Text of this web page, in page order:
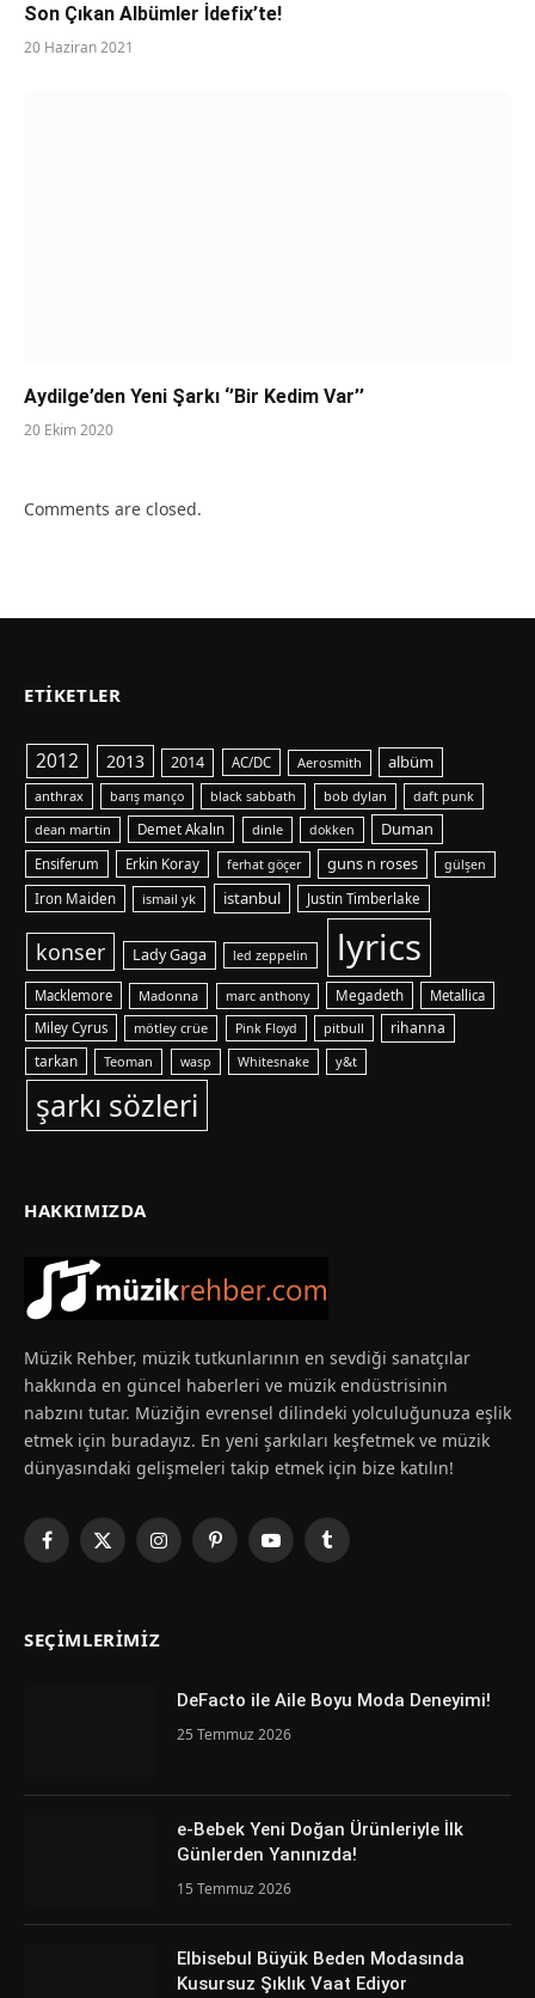
Son Çıkan Albümler İdefix’te!
20 Haziran 2021
Aydilge’den Yeni Şarkı ‘’Bir Kedim Var’’
20 Ekim 2020
Comments are closed.
ETIKETLER
2012 2013 2014 AC/DC Aerosmith albüm
anthrax barış manço black sabbath bob dylan daft punk
dean martin Demet Akalın dinle dokken Duman
Ensiferum Erkin Koray ferhat göçer guns n roses gülşen
Iron Maiden ismail yk istanbul Justin Timberlake
konser Lady Gaga led zeppelin lyrics
Macklemore Madonna marc anthony Megadeth
Metallica
Miley Cyrus
mötley crüe Pink Floyd pitbull rihanna
tarkan Teoman wasp Whitesnake y&t
şarkı sözleri
HAKKIMIZDA
Müzik Rehber, müzik tutkunlarının en sevdiği sanatçılar
hakkında en güncel haberleri ve müzik endüstrisinin
nabzını tutar. Müziğin evrensel dilindeki yolculuğunuza eşlik
etmek için buradayız. En yeni şarkıları keşfetmek ve müzik
dünyasındaki gelişmeleri takip etmek için bize katılın!
Facebook
X
InstagramPinterestYouTubeTumblr
SEÇIMLERIMIZ
DeFacto ile Aile Boyu Moda Deneyimi!
25 Temmuz 2026
e-Bebek Yeni Doğan Ürünleriyle İlk
Günlerden Yanınızda!
15 Temmuz 2026
Elbisebul Büyük Beden Modasında
Kusursuz Şıklık Vaat Ediyor